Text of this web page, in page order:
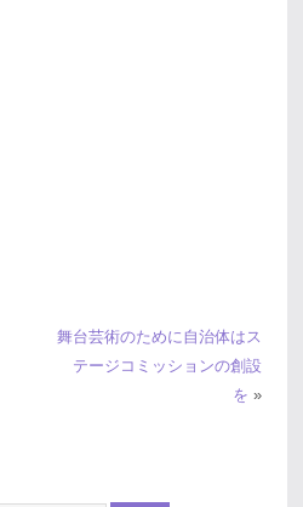
舞台芸術のために自治体はス
テージコミッションの創設
を »